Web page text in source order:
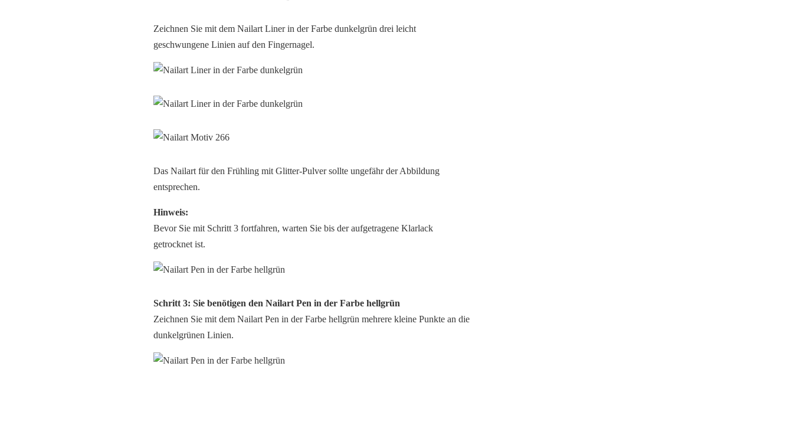
Zeichnen Sie mit dem Nailart Liner in der Farbe dunkelgrün drei leicht
geschwungene Linien auf den Fingernagel.
Das Nailart für den Frühling mit Glitter-Pulver sollte ungefähr der Abbildung
entsprechen.
Hinweis:
Bevor Sie mit Schritt 3 fortfahren, warten Sie bis der aufgetragene Klarlack
getrocknet ist.
Schritt 3: Sie benötigen den Nailart Pen in der Farbe hellgrün
Zeichnen Sie mit dem Nailart Pen in der Farbe hellgrün mehrere kleine Punkte an die
dunkelgrünen Linien.